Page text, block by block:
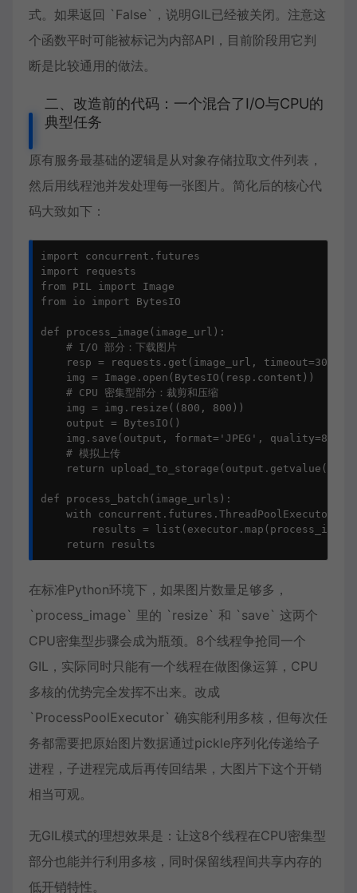
式。如果返回 `False`，说明GIL已经被关闭。注意这
个函数平时可能被标记为内部API，目前阶段用它判
断是比较通用的做法。
二、改造前的代码：一个混合了I/O与CPU的
典型任务
原有服务最基础的逻辑是从对象存储拉取文件列表，
然后用线程池并发处理每一张图片。简化后的核心代
码大致如下：
import concurrent.futures
import requests
from PIL import Image
from io import BytesIO
def process_image(image_url):
    # I/O 部分：下载图片
    resp = requests.get(image_url, timeout=30)
    img = Image.open(BytesIO(resp.content))
    # CPU 密集型部分：裁剪和压缩
    img = img.resize((800, 800))
    output = BytesIO()
    img.save(output, format='JPEG', quality=85)
    # 模拟上传
    return upload_to_storage(output.getvalue())
def process_batch(image_urls):
with
results =
    return results
在标准Python环境下，如果图片数量足够多，
`process_image` 里的 `resize` 和 `save` 这两个
CPU密集型步骤会成为瓶颈。8个线程争抢同一个
GIL，实际同时只能有一个线程在做图像运算，CPU
多核的优势完全发挥不出来。改成
`ProcessPoolExecutor` 确实能利用多核，但每次任
务都需要把原始图片数据通过pickle序列化传递给子
进程，子进程完成后再传回结果，大图片下这个开销
相当可观。
无GIL模式的理想效果是：让这8个线程在CPU密集型
部分也能并行利用多核，同时保留线程间共享内存的
低开销特性。